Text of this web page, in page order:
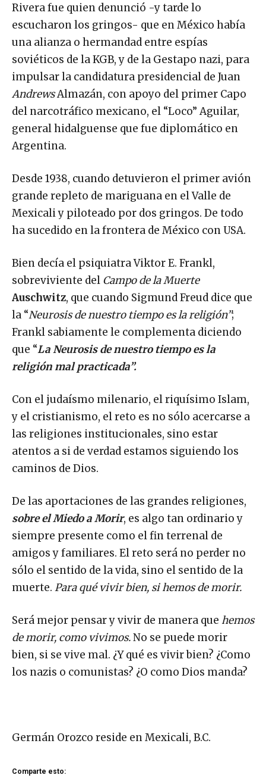
Rivera fue quien denunció -y tarde lo
escucharon los gringos- que en México había
una alianza o hermandad entre espías
soviéticos de la KGB, y de la Gestapo nazi, para
impulsar la candidatura presidencial de Juan
AndrewsAlmazán, con apoyo del primer Capo
del narcotráfico mexicano, el “Loco” Aguilar,
general hidalguense que fue diplomático en
Argentina.
Desde 1938, cuando detuvieron el primer avión
grande repleto de mariguana en el Valle de
Mexicali y piloteado por dos gringos. De todo
ha sucedido en la frontera de México con USA.
Bien decía el psiquiatra Viktor E. Frankl,
sobreviviente del Campo de la Muerte
Auschwitz, que cuando Sigmund Freud dice que
la “Neurosis de nuestro tiempo es la religión”;
Frankl sabiamente le complementa diciendo
que “La Neurosis de nuestro tiempo es la
religión mal practicada”.
Con el judaísmo milenario, el riquísimo Islam,
y el cristianismo, el reto es no sólo acercarse a
las religiones institucionales, sino estar
atentos a si de verdad estamos siguiendo los
caminos de Dios.
De las aportaciones de las grandes religiones,
sobre el Miedo a Morir, es algo tan ordinario y
siempre presente como el fin terrenal de
amigos y familiares. El reto será no perder no
sólo el sentido de la vida, sino el sentido de la
muerte. Para qué vivir bien, si hemos de morir.
Será mejor pensar y vivir de manera que hemos
de morir, como vivimos.No se puede morir
bien, si se vive mal. ¿Y qué es vivir bien? ¿Como
los nazis o comunistas? ¿O como Dios manda?
Germán Orozco reside en Mexicali, B.C.
Comparte esto: